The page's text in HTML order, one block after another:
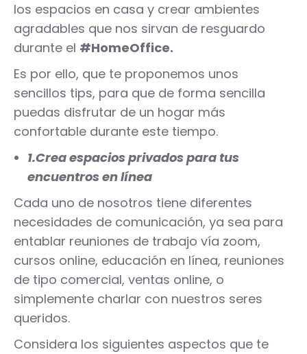
los espacios en casa y crear ambientes
agradables que nos sirvan de resguardo
durante el #HomeOffice.
Es por ello, que te proponemos unos
sencillos tips, para que de forma sencilla
puedas disfrutar de un hogar más
confortable durante este tiempo.
1.Crea espacios privados para tus
encuentros en línea
Cada uno de nosotros tiene diferentes
necesidades de comunicación, ya sea para
entablar reuniones de trabajo vía zoom,
cursos online, educación en línea, reuniones
de tipo comercial, ventas online, o
simplemente charlar con nuestros seres
queridos.
Considera los siguientes aspectos que te